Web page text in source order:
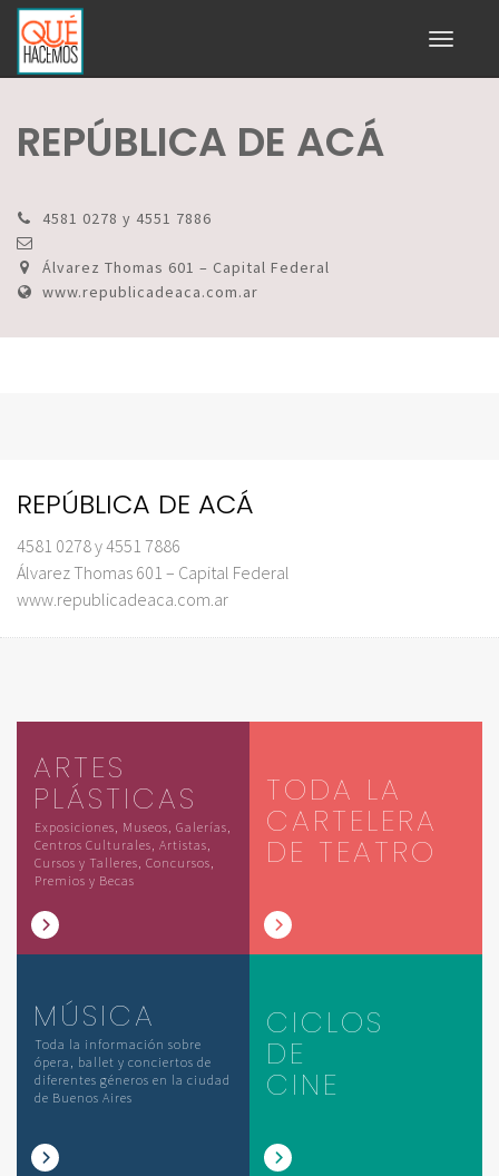
Toggle
REPÚBLICA DE ACÁ
4581 0278 y 4551 7886
Álvarez Thomas 601 – Capital Federal
www.republicadeaca.com.ar
REPÚBLICA DE ACÁ
4581 0278 y 4551 7886
Álvarez Thomas 601 – Capital Federal
www.republicadeaca.com.ar
ARTES
PLÁSTICAS
Exposiciones, Museos, Galerías,
Centros Culturales, Artistas,
Cursos y Talleres, Concursos,
Premios y Becas
TODA LA
CARTELERA
DE TEATRO
MÚSICA
Toda la información sobre
ópera, ballet y conciertos de
diferentes géneros en la ciudad
de Buenos Aires
CICLOS
DE
CINE